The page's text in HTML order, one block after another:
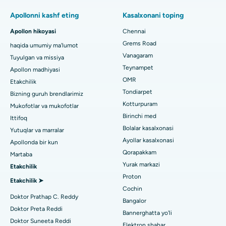
Tish shifokorini toping
Pediatrni toping
Dermatologni toping
Urologni toping
Diabetologni toping
Chennaydagi Thousand Lightsdagi eng yaxshi ayollar
Paschim Boragaon, Guwahati shahridagi eng yaxshi shifoxona
Chennaydagi PH Roaddagi eng yaxshi kasalxona
Chennaydagi ming chiroqlardagi eng yaxshi yurak markazi
Jubilee Hillsdagi eng yaxshi kasalxona, Haydarobod
Tondiarpet, Chennai shahridagi eng yaxshi shifoxona
Kotturpuram, Chennai shahridagi eng yaxshi shifoxona
Kovai yo'lidagi eng yaxshi kasalxona, Karur
Karapakkam, Chennaydagi eng yaxshi shifoxona
Arilova, Vizagdagi eng yaxshi shifoxona
Sleeve gastrektomi
Lasik jarrohlik
Rinoplastika
liposuction
Koroner angiografiya
Transkateter Aorta valfini almashtirish
MitraClip vana ta'mirlash
Kateterni yo'q qilish
Apollonni kashf eting
Apollon hikoyasi
haqida umumiy ma'lumot
Tuyulgan va missiya
Apollon madhiyasi
Etakchilik
Bizning guruh brendlarimiz
Mukofotlar va mukofotlar
Ittifoq
Yutuqlar va marralar
Apollonda bir kun
Martaba
Etakchilik
Etakchilik ➤
Doktor Prathap C. Reddy
Doktor Preta Reddi
Doktor Suneeta Reddi
Kasalxonani toping
Chennai
Grems Road
Vanagaram
Teynampet
OMR
Tondiarpet
Kotturpuram
Birinchi med
Bolalar kasalxonasi
Ayollar kasalxonasi
Qorapakkam
Yurak markazi
Proton
Cochin
Bangalor
Bannerghatta yo'li